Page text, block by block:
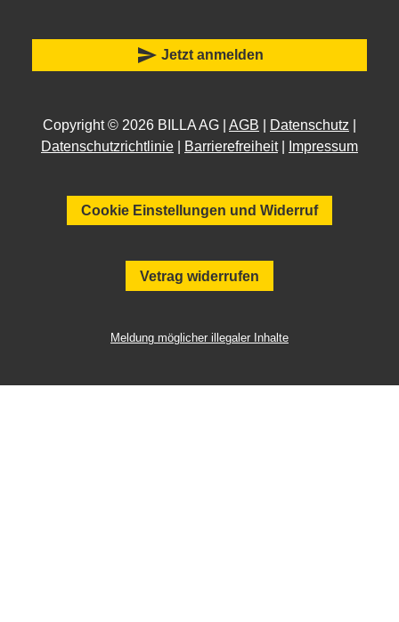
send Jetzt anmelden
Copyright © 2026 BILLA AG | AGB Datenschutz
Datenschutzrichtlinie
Barrierefreiheit| Impressum
Cookie Einstellungen und Widerruf
Vetrag widerrufen
Meldung möglicher illegaler Inhalte